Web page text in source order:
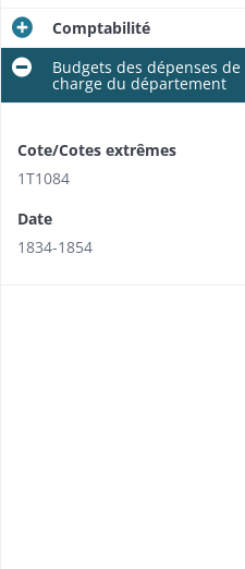
Comptabilité
Budgets des dépenses
charge du département
Cote/Cotes extrêmes
1T1084
Date
1834-1854